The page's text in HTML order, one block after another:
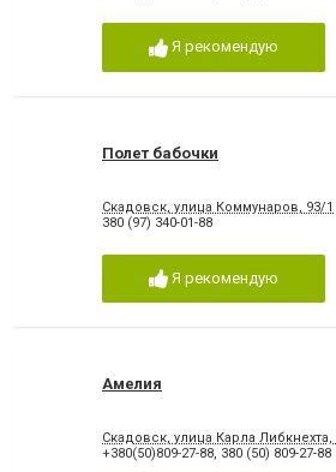
Я рекомендую
Полет бабочки
Скадовск, улица Коммунаров, 93/1
380 (97) 340-01-88
Я рекомендую
Амелия
Скадовск, улица Карла Либкнехта,
+380(50)809-27-88, 380 (50) 809-27-88